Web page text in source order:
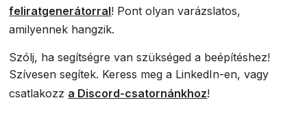
feliratgenerátorral! Pont olyan varázslatos,
amilyennek hangzik.
Szólj, ha segítségre van szükséged a beépítéshez!
Szívesen segítek. Keress meg a LinkedIn-en, vagy
csatlakozz a Discord-csatornánkhoz!